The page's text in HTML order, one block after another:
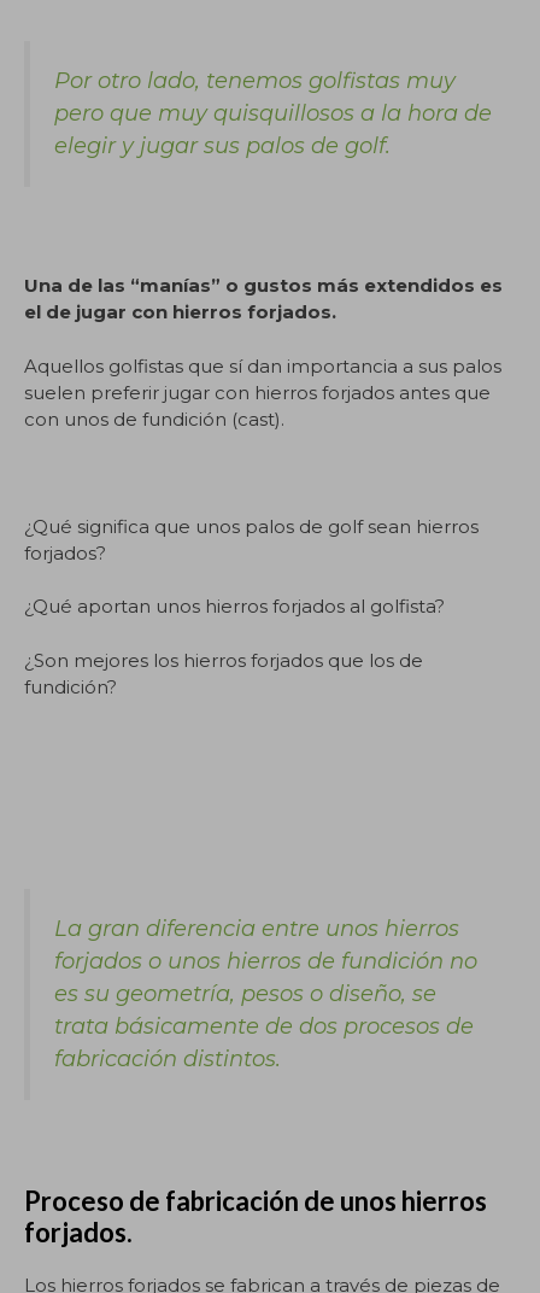
Por otro lado, tenemos golfistas muy
pero que muy quisquillosos a la hora de
elegir y jugar sus palos de golf.
Una de las “manías” o gustos más extendidos es
el de jugar con hierros forjados.
Aquellos golfistas que sí dan importancia a sus palos
suelen preferir jugar con hierros forjados antes que
con unos de fundición (cast).
¿Qué significa que unos palos de golf sean hierros
forjados?
¿Qué aportan unos hierros forjados al golfista?
¿Son mejores los hierros forjados que los de
fundición?
La gran diferencia entre unos hierros
forjados o unos hierros de fundición no
es su geometría, pesos o diseño, se
trata básicamente de dos procesos de
fabricación distintos.
Proceso de fabricación de unos hierros
forjados.
Los hierros forjados se fabrican a través de piezas de